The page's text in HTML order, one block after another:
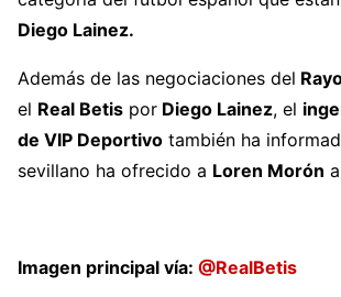
Diego Lainez.
Además de las negociaciones del
el Real Betis por Diego Lainez, el
de VIP Deportivo también ha
sevillano ha ofrecido a Loren Morón
Imagen principal vía: @RealBetis